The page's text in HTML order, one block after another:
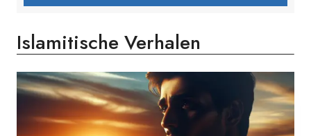
Islamitische Verhalen